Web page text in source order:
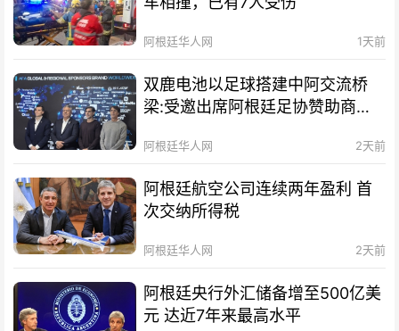
阿根廷华人网 1天前
双鹿电池以足球搭建中阿交流桥
梁:受邀出席阿根廷足协赞助商招
阿根廷华人网 2天前
阿根廷航空公司连续两年盈利 首
次交纳所得税
阿根廷华人网 2天前
阿根廷央行外汇储备增至500亿美
元 达近7年来最高水平